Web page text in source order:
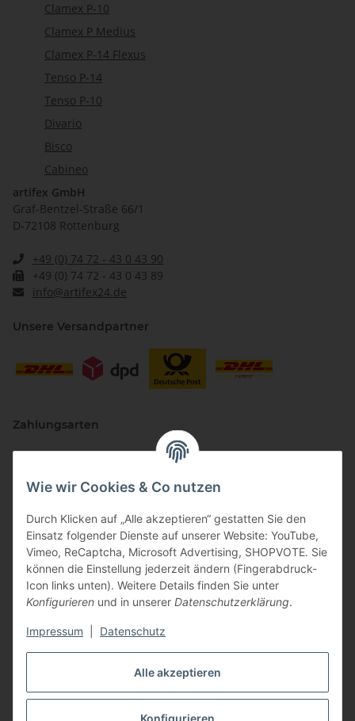
Alle akzeptieren
Wie wir Cookies & Co nutzen
Durch Klicken auf „Alle akzeptieren“ gestatten Sie den
Einsatz folgender Dienste auf unserer Website: YouTube,
Vimeo, ReCaptcha, Microsoft Advertising, SHOPVOTE. Sie
können die Einstellung jederzeit ändern (Fingerabdruck-
Icon links unten). Weitere Details finden Sie unter
Konfigurieren und in unserer Datenschutzerklärung.
Impressum Datenschutz
Clamex P-10
Clamex P Medius
Clamex P-14 Flexus
Tenso P-14
Tenso P-10
Divario
Bisco
Cabineo
artifex GmbH
Graf-Bentzel-Straße 66/1
D-72108 Rottenburg
+49 (0) 74 72 - 43 0 43 90
+49 (0) 74 72 - 43 0 43 89
info@artifex24.de
Unsere Versandpartner
Zahlungsarten
Vertriebspartner